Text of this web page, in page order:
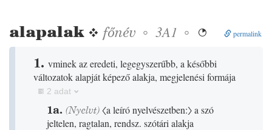
alapalak❖ főnév ◦ 3A1 ◦  permalink
1. vminek az eredeti, legegyszerűbb, a későbbi
változatok alapját képező alakja, megjelenési formája
2 adat
1a. (Nyelvt)〈a leíró nyelvészetben:〉a szó
jeltelen, ragtalan, rendsz. szótári alakja